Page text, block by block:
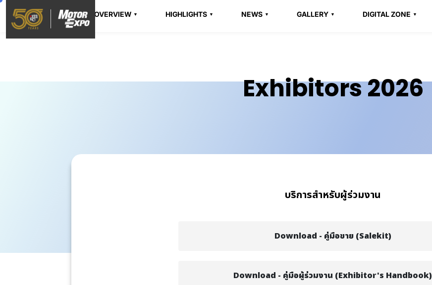
OVERVIEW HIGHLIGHTS NEWS GALLERY DIGITAL ZONE
Exhibitors 2026
บริการสำหรับผู้ร่วมงาน
Download - คู่มือขาย (Salekit)
Download - คู่มือผู้ร่วมงาน (Exhibitor's Handbook)